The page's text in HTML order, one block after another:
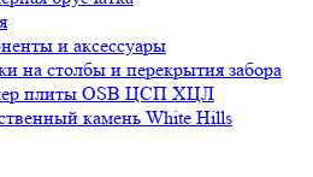
и аксессуары
на столбы и перекрытия забора
плиты OSB ЦСП ХЦЛ
камень White Hills